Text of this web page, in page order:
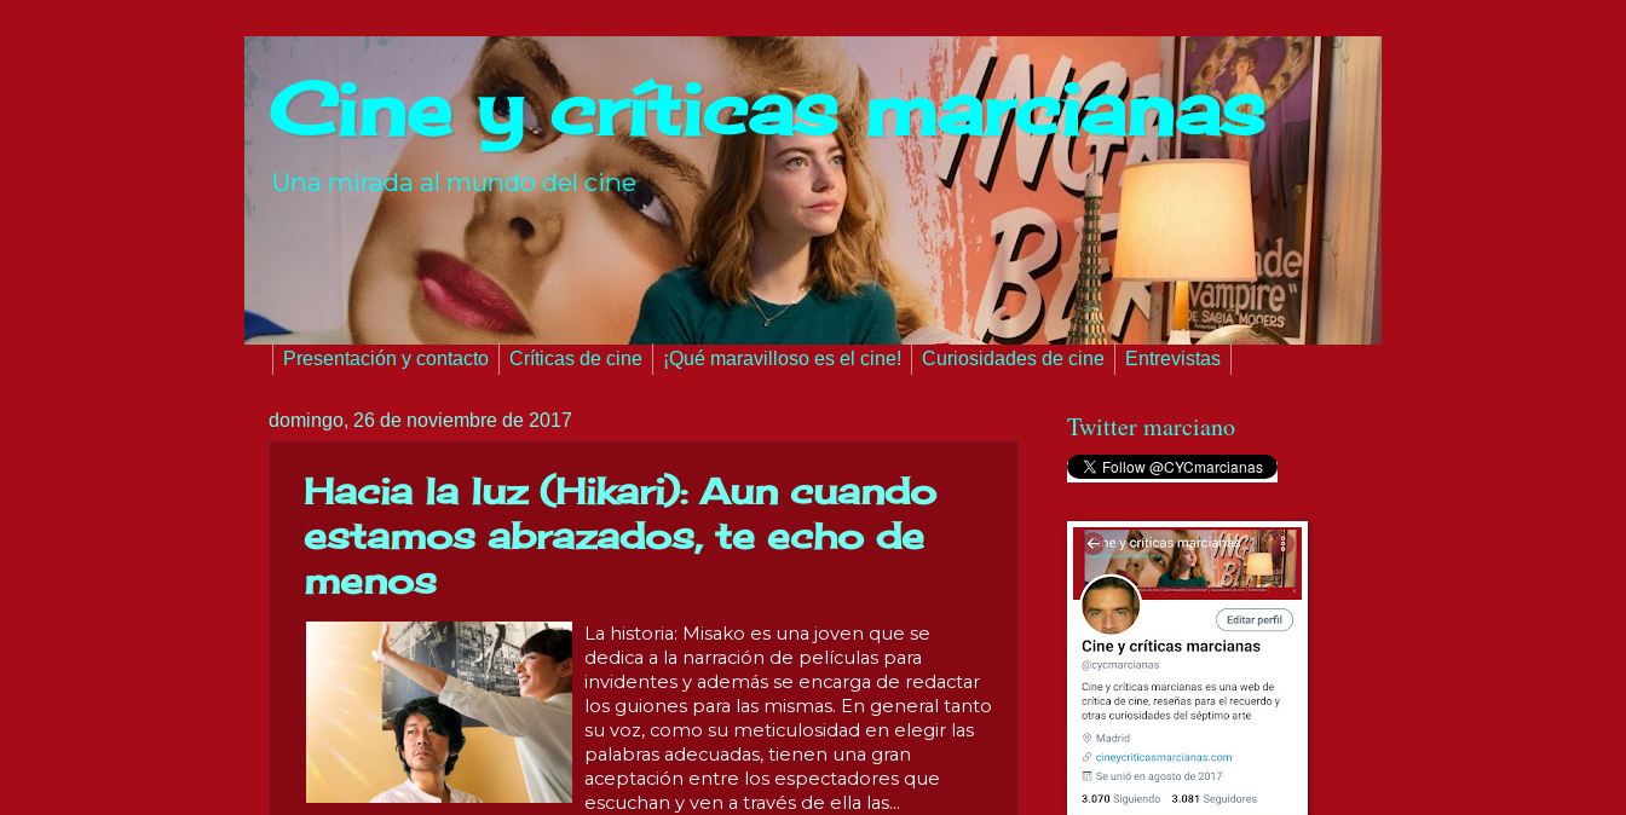
Cine y críticas marcianas
Una mirada al mundo del cine
Presentación y contacto Críticas de cine ¡Qué maravilloso es el cine! Curiosidades de cine Entrevistas
domingo, 26 de noviembre de 2017
Hacia la luz (Hikari): Aun cuando
estamos abrazados, te echo de
menos
La historia: Misako es una joven que se
dedica a la narración de películas para
invidentes y además se encarga de redactar
los guiones para las mismas. En general tanto
su voz, como su meticulosidad en elegir las
palabras adecuadas, tienen una gran
aceptación entre los espectadores que
escuchan y ven a través de ella las...
Twitter marciano